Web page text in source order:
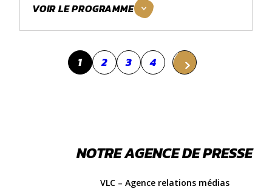
VOIR LE PROGRAMME
1 2 3 4
NOTRE AGENCE DE PRESSE
VLC – Agence relations médias